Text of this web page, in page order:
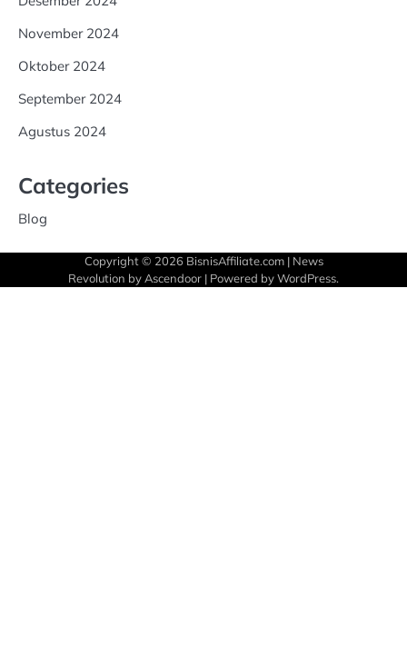
November 2024
Oktober 2024
September 2024
Agustus 2024
Categories
Blog
Copyright © 2026 BisnisAffiliate.com| News
Revolution by Ascendoor | Powered byWordPress.